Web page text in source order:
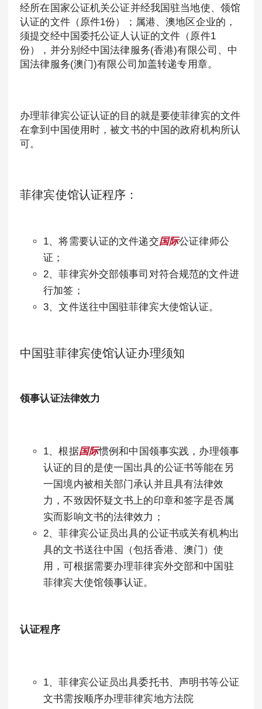
经所在国家公证机关公证并经我国驻当地使、领馆
认证的文件（原件1份）；属港、澳地区企业的，
须提交经中国委托公证人认证的文件（原件1
份），并分别经中国法律服务(香港)有限公司、中
国法律服务(澳门)有限公司加盖转递专用章。
办理菲律宾公证认证的目的就是要使菲律宾的文件
在拿到中国使用时，被文书的中国的政府机构所认
可。
菲律宾使馆认证程序：
1、将需要认证的文件递交国际公证律师公
证；
2、菲律宾外交部领事司对符合规范的文件进
行加签；
3、文件送往中国驻菲律宾大使馆认证。
中国驻菲律宾使馆认证办理须知
领事认证法律效力
1、根据国际惯例和中国领事实践，办理领事
认证的目的是使一国出具的公证书等能在另
一国境内被相关部门承认并且具有法律效
力，不致因怀疑文书上的印章和签字是否属
实而影响文书的法律效力；
2、菲律宾公证员出具的公证书或关有机构出
具的文书送往中国（包括香港、澳门）使
用，可根据需要办理菲律宾外交部和中国驻
菲律宾大使馆领事认证。
认证程序
1、菲律宾公证员出具委托书、声明书等公证
文书需按顺序办理菲律宾地方法院